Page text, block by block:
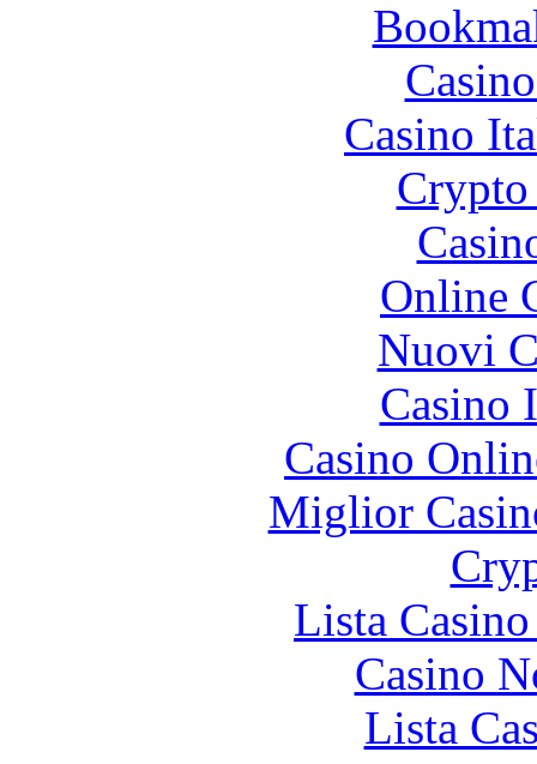
Casino
Online
Nuovi
Casino
Casino
Miglior
Lista
Casino
Lista